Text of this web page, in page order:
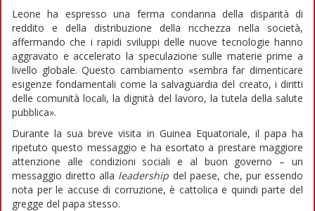
Leone ha espresso una ferma condanna della disparità di
reddito e della distribuzione della ricchezza nella società,
affermando che i rapidi sviluppi delle nuove tecnologie hanno
aggravato e accelerato la speculazione sulle materie prime a
livello globale. Questo cambiamento «sembra far dimenticare
esigenze fondamentali come la salvaguardia del creato, i diritti
delle comunità locali, la dignità del lavoro, la tutela della salute
pubblica».
Durante la sua breve visita in Guinea Equatoriale, il papa ha
ripetuto questo messaggio e ha esortato a prestare maggiore
attenzione alle condizioni sociali e al buon governo – un
messaggio diretto alla leadership del paese, che, pur essendo
nota per le accuse di corruzione, è cattolica e quindi parte del
gregge del papa stesso.